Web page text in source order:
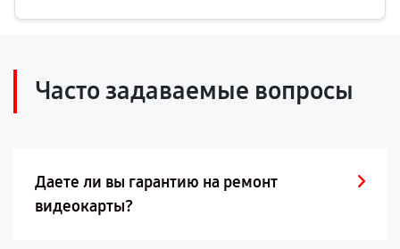
Часто задаваемые вопросы
Даете ли вы гарантию на ремонт
видеокарты?